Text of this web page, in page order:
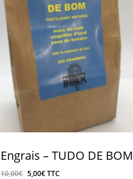
Engrais – TUDO DE BOM
10,00€ Le
5,00€Le
TTC